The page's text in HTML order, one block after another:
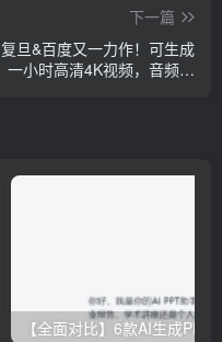
下一篇
复旦&百度又一力作！可生成
一小时高清4K视频，音频驱